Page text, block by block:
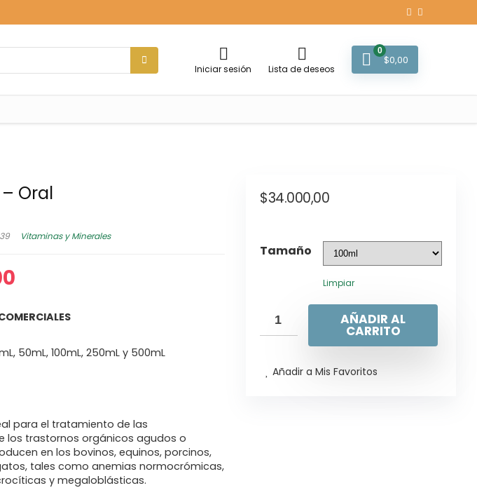
Iniciar sesión Lista de deseos
0
$0,00
– Oral
39 Vitaminas y Minerales
50mL, 100mL, 250mL y 500mL
para el tratamiento de las
los trastornos orgánicos agudos o
en los bovinos, equinos, porcinos,
tales como anemias normocrómicas,
y megaloblásticas.
$34.000,00
Tamaño
Limpiar
AÑADIR AL
CARRITO
Añadir a Mis Favoritos